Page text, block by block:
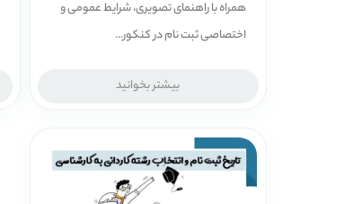
همراه با راهنمای تصویری، شرایط عمومی و
اختصاصی ثبت نام در کنکور...
بیشتر بخوانید